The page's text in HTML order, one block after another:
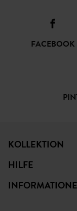
FACEBOOK
KOLLEKTION
HILFE